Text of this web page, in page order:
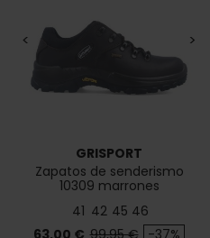
< >
GRISPORT
Zapatos de senderismo
10309 marrones
41 42 45 46
Precio
63,00 € Precio base
99,95 € -37%